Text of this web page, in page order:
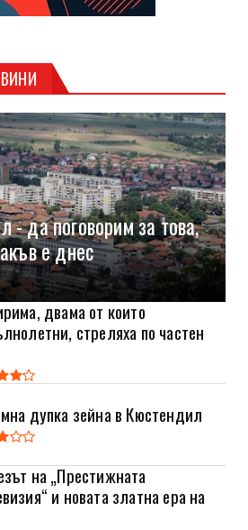
- да поговорим за това,
е днес
двама от които
стреляха по частен
дупка зейна в Кюстендил
на „Престижната
и новата златна ера на